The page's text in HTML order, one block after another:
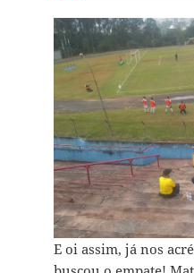
E oi assim, já nos